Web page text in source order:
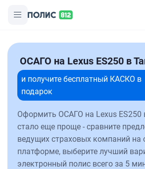
ОСАГО на Lexus ES250 в
и получите бесплатный КАСКО в
подарок
Оформить ОСАГО на Lexus ES250
стало еще проще - сравните
ведущих страховых компаний на
платформе, выберите лучший
электронный полис всего за 5